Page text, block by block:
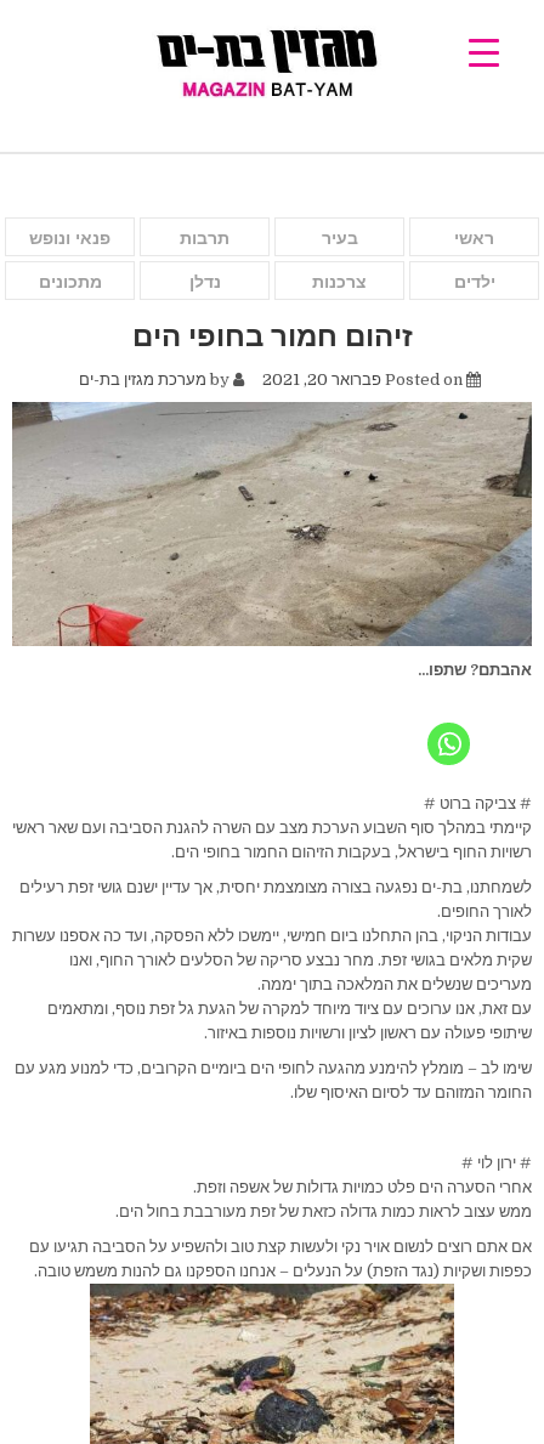
ראשי בעיר תרבות פנאי ונופש
ילדים צרכנות נדלן מתכונים
זיהום חמור בחופי הים
Posted on פברואר 20, 2021 by מערכת מגזין בת-ים
אהבתם? שתפו...
# צביקה ברוט #
קיימתי במהלך סוף השבוע הערכת מצב עם השרה להגנת הסביבה ועם שאר ראשי
רשויות החוף בישראל, בעקבות הזיהום החמור בחופי הים.
לשמחתנו, בת-ים נפגעה בצורה מצומצמת יחסית, אך עדיין ישנם גושי זפת רעילים
לאורך החופים.
עבודות הניקוי, בהן התחלנו ביום חמישי, יימשכו ללא הפסקה, ועד כה אספנו עשרות
שקית מלאים בגושי זפת. מחר נבצע סריקה של הסלעים לאורך החוף, ואנו
מעריכים שנשלים את המלאכה בתוך יממה.
עם זאת, אנו ערוכים עם ציוד מיוחד למקרה של הגעת גל זפת נוסף, ומתאמים
שיתופי פעולה עם ראשון לציון ורשויות נוספות באיזור.
שימו לב – מומלץ להימנע מהגעה לחופי הים ביומיים הקרובים, כדי למנוע מגע עם
החומר המזוהם עד לסיום האיסוף שלו.
# ירון לוי #
אחרי הסערה הים פלט כמויות גדולות של אשפה וזפת.
ממש עצוב לראות כמות גדולה כזאת של זפת מעורבבת בחול הים.
אם אתם רוצים לנשום אויר נקי ולעשות קצת טוב ולהשפיע על הסביבה תגיעו עם
כפפות ושקיות (נגד הזפת) על הנעלים – אנחנו הספקנו גם להנות משמש טובה.